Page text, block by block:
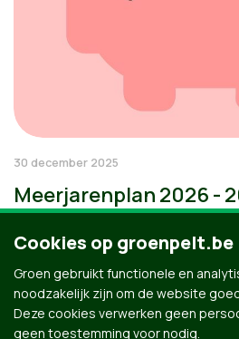
30 december 2025
Meerjarenplan 2026 -
Cookies op groenpelt.be
Groen gebruikt functionele en
noodzakelijk zijn om de website
Deze cookies verwerken geen
geen toestemming voor nodig.